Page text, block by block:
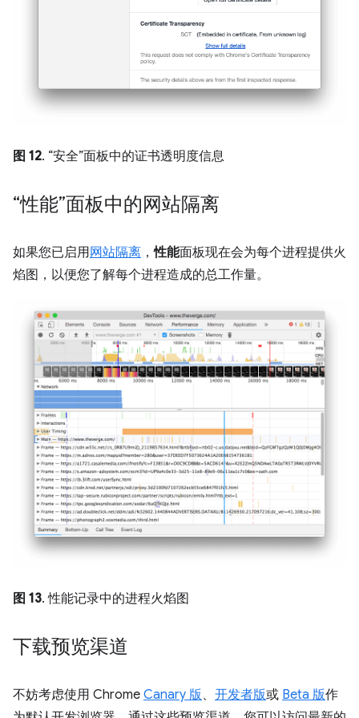
图 12. “安全”面板中的证书透明度信息
“性能”面板中的网站隔离
如果您已启用网站隔离 ，性能面板现在会为每个进程提供火
焰图，以便您了解每个进程造成的总工作量。
图 13. 性能记录中的进程火焰图
下载预览渠道
不妨考虑使用 Chrome Canary 版 、 开发者版或 Beta 版作